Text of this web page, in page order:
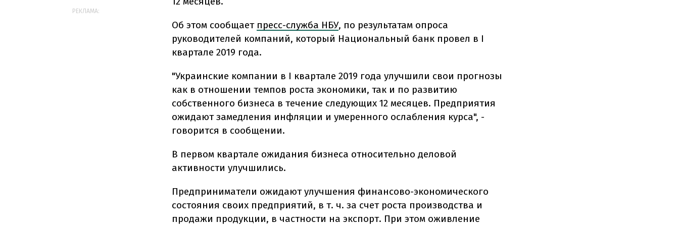
Об этом сообщает пресс-служба НБУ, по результатам опроса
руководителей компаний, который Национальный банк провел в I
квартале 2019 года.
"Украинские компании в I квартале 2019 года улучшили свои прогнозы
как в отношении темпов роста экономики, так и по развитию
собственного бизнеса в течение следующих 12 месяцев. Предприятия
ожидают замедления инфляции и умеренного ослабления курса", -
говорится в сообщении.
В первом квартале ожидания бизнеса относительно деловой
активности улучшились.
Предприниматели ожидают улучшения финансово-экономического
состояния своих предприятий, в т. ч. за счет роста производства и
продажи продукции, в частности на экспорт. При этом оживление
РЕКЛАМА: